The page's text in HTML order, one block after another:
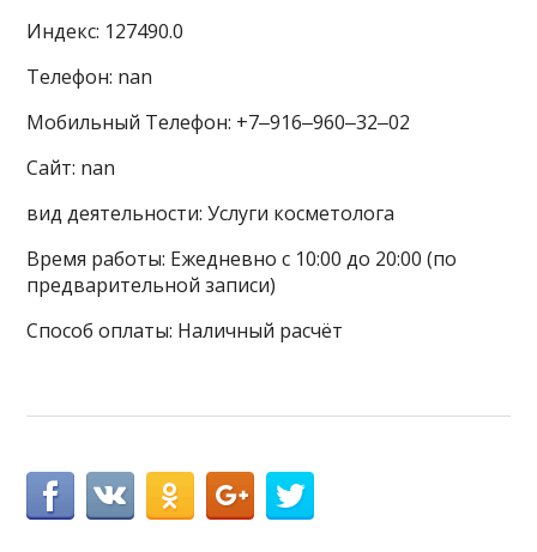
Индекс: 127490.0
Телефон: nan
Мобильный Телефон: +7‒916‒960‒32‒02
Сайт: nan
вид деятельности: Услуги косметолога
Время работы: Ежедневно с 10:00 до 20:00 (по
предварительной записи)
Способ оплаты: Наличный расчёт